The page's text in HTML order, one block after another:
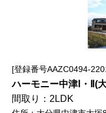
登録番号AAZC0494-
ハーモニー中津Ⅰ・Ⅱ(
2LDK